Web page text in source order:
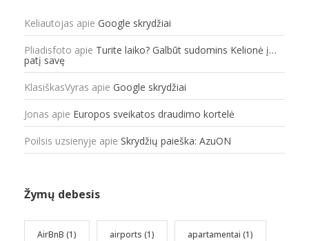
Keliautojas apie Google skrydžiai
Pliadisfoto apie Turite laiko? Galbūt sudomins Kelionė į…
patį savę
KlasiškasVyras apie Google skrydžiai
Jonas apie Europos sveikatos draudimo kortelė
Poilsis uzsienyje apie Skrydžių paieška: AzuON
Žymų debesis
AirBnB (1) airports (1) apartamentai (1)